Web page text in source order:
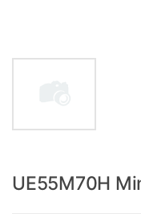
UE55M70H